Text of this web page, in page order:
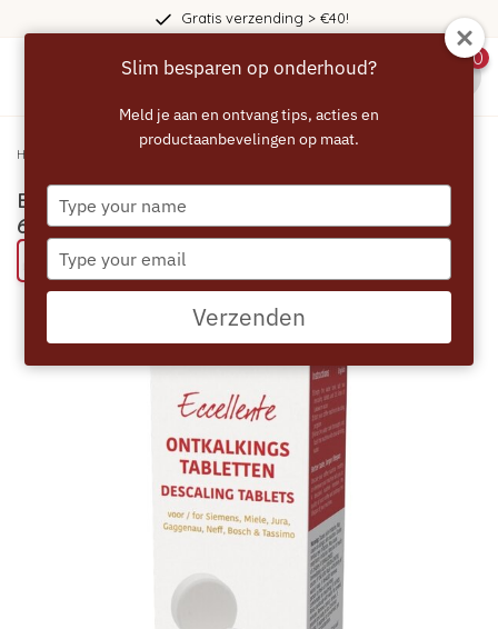
Gratis verzending > €40!
0
Home
ECCELLENTE Tassimo Ontkalkingstabletten -
6 stuks
Probeer eens een ECCELLENTE product
Slim besparen op onderhoud?
Meld je aan en ontvang tips, acties en
productaanbevelingen op maat.
Type
your
name
Type
your
email
Verzenden